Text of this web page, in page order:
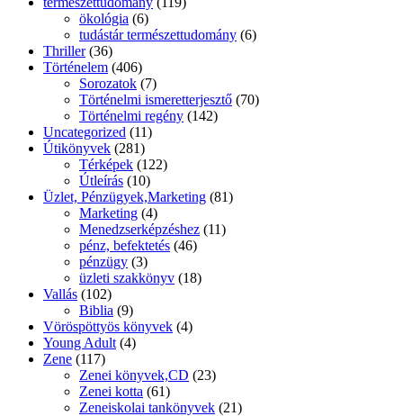
ökológia (6)
tudástár természettudomány (6)
Thriller (36)
Történelem (406)
Sorozatok (7)
Történelmi ismeretterjesztő (70)
Történelmi regény (142)
Uncategorized (11)
Útikönyvek (281)
Térképek (122)
Útleírás (10)
Üzlet, Pénzügyek,Marketing (81)
Marketing (4)
Menedzserképzéshez (11)
pénz, befektetés (46)
pénzügy (3)
üzleti szakkönyv (18)
Vallás (102)
Biblia (9)
Vöröspöttyös könyvek (4)
Young Adult (4)
Zene (117)
Zenei könyvek,CD (23)
Zenei kotta (61)
Zeneiskolai tankönyvek (21)